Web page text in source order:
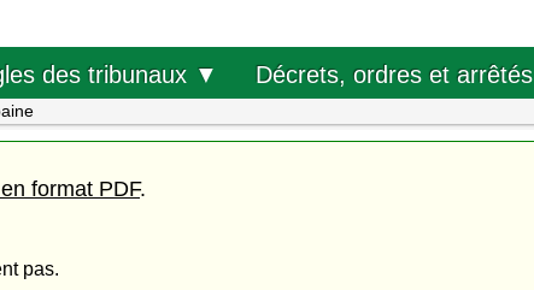
des tribunaux ▼ Décrets, ordres et arrêtés
format PDF.
pas.